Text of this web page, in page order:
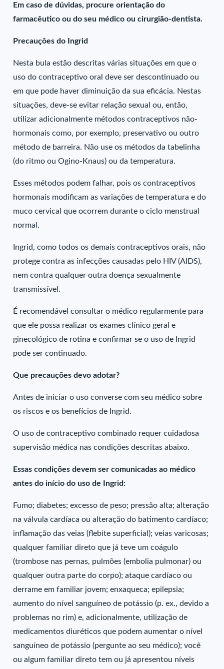
Em caso de dúvidas, procure orientação do
farmacêutico ou do seu médico ou cirurgião-dentista.
Precauções do Ingrid
Nesta bula estão descritas várias situações em que o
uso do contraceptivo oral deve ser descontinuado ou
em que pode haver diminuição da sua eficácia. Nestas
situações, deve-se evitar relação sexual ou, então,
utilizar adicionalmente métodos contraceptivos não-
hormonais como, por exemplo, preservativo ou outro
método de barreira. Não use os métodos da tabelinha
(do ritmo ou Ogino-Knaus) ou da temperatura.
Esses métodos podem falhar, pois os contraceptivos
hormonais modificam as variações de temperatura e do
muco cervical que ocorrem durante o ciclo menstrual
normal.
Ingrid, como todos os demais contraceptivos orais, não
protege contra as infecções causadas pelo HIV (AIDS),
nem contra qualquer outra doença sexualmente
transmissível.
É recomendável consultar o médico regularmente para
que ele possa realizar os exames clínico geral e
ginecológico de rotina e confirmar se o uso de Ingrid
pode ser continuado.
Que precauções devo adotar?
Antes de iniciar o uso converse com seu médico sobre
os riscos e os benefícios de Ingrid.
O uso de contraceptivo combinado requer cuidadosa
supervisão médica nas condições descritas abaixo.
Essas condições devem ser comunicadas ao médico
antes do início do uso de Ingrid:
Fumo; diabetes; excesso de peso; pressão alta; alteração
na válvula cardíaca ou alteração do batimento cardíaco;
inflamação das veias (flebite superficial); veias varicosas;
qualquer familiar direto que já teve um coágulo
(trombose nas pernas, pulmões (embolia pulmonar) ou
qualquer outra parte do corpo); ataque cardíaco ou
derrame em familiar jovem; enxaqueca; epilepsia;
aumento do nível sanguíneo de potássio (p. ex., devido a
problemas no rim) e, adicionalmente, utilização de
medicamentos diuréticos que podem aumentar o nível
sanguíneo de potássio (pergunte ao seu médico); você
ou algum familiar direto tem ou já apresentou níveis